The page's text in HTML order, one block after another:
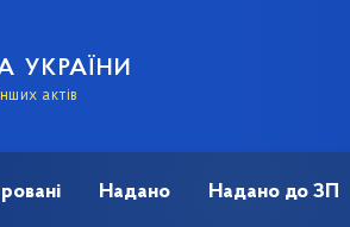
УКРАЇНИ
актів
Надано Надано до ЗП